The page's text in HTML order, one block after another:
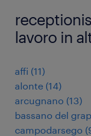
lavoro in
affi (11)
alonte (14)
arcugnano (13)
bassano del
campodarsego (